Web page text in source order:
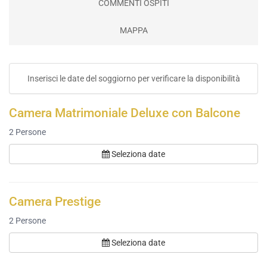
COMMENTI OSPITI
MAPPA
Inserisci le date del soggiorno per verificare la disponibilità
Camera Matrimoniale Deluxe con Balcone
2 Persone
Seleziona date
Camera Prestige
2 Persone
Seleziona date